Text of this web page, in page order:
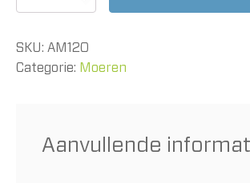
SKU: AM12O
Categorie: Moeren
Aanvullende